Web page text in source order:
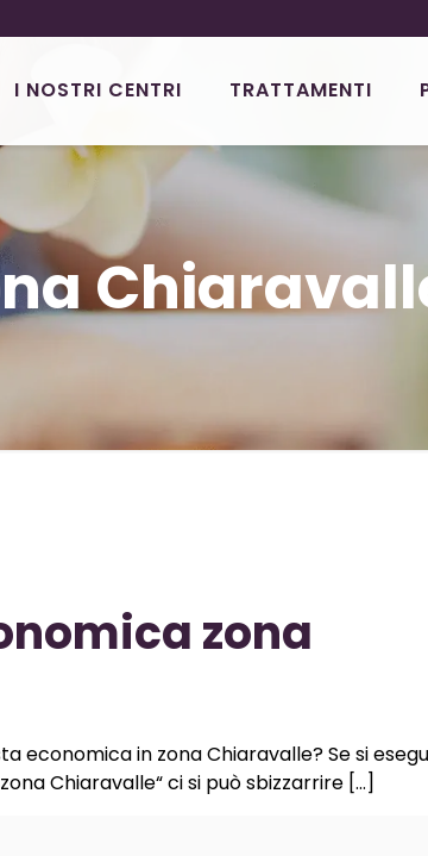
I NOSTRI CENTRI TRATTAMENTI
zona
economica in zona Chiaravalle? Se si
Chiaravalle“ ci si può sbizzarrire[…]